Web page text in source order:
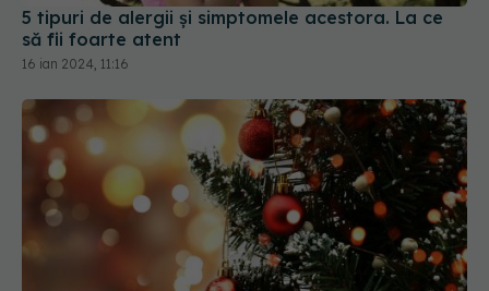
5 tipuri de alergii și simptomele acestora. La ce
să fii foarte atent
16 ian 2024, 11:16